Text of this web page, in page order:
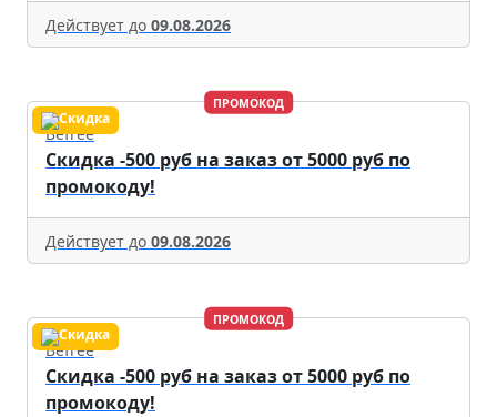
Действует до 09.08.2026
ПРОМОКОД
Befree
Скидка -500 руб на заказ от 5000 руб по
промокоду!
Действует до 09.08.2026
ПРОМОКОД
Befree
Скидка -500 руб на заказ от 5000 руб по
промокоду!